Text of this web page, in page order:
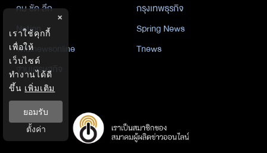
คม ชัด ลึก
กรุงเทพธุรกิจ
Nation
Spring News
Thainewsonline
Tnews
ฐานเศรษฐกิจ
×
เราใช้คุกกี้
เพื่อให้
เว็บไซต์
ทำงานได้ดี
ขึ้น เพิ่มเติม
ยอมรับ
ตั้งค่า